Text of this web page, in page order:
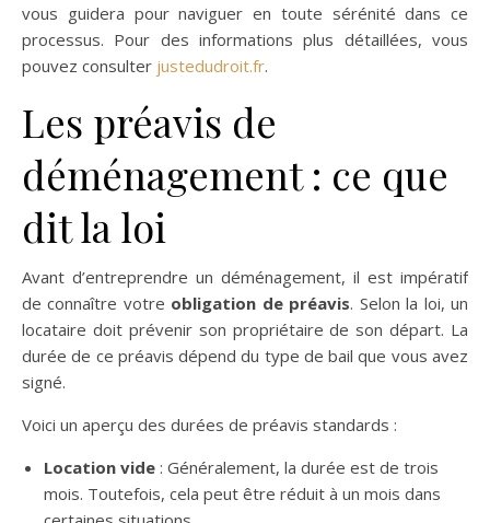
vous guidera pour naviguer en toute sérénité dans ce
processus. Pour des informations plus détaillées, vous
pouvez consulter justedudroit.fr.
Les préavis de
déménagement : ce que
dit la loi
Avant d’entreprendre un déménagement, il est impératif
de connaître votre obligation de préavis. Selon la loi, un
locataire doit prévenir son propriétaire de son départ. La
durée de ce préavis dépend du type de bail que vous avez
signé.
Voici un aperçu des durées de préavis standards :
Location vide : Généralement, la durée est de trois
mois. Toutefois, cela peut être réduit à un mois dans